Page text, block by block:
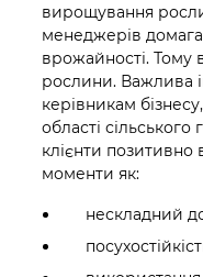
вирощування
менеджерів
врожайності. Тому
рослини. Важлива
керівникам
області сільського
клієнти позитивно
моменти як:
нескладний